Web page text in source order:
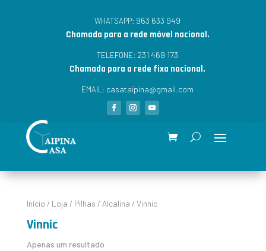
WHATSAPP: 963 633 949
Chamada para a rede móvel nacional.
TELEFONE: 231 469 173
Chamada para a rede fixa nacional.
EMAIL: casataipina@gmail.com
Início / Loja / Pilhas / Alcalina / Vinnic
Vinnic
Apenas um resultado